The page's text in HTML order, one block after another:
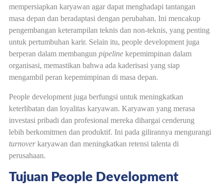
mempersiapkan karyawan agar dapat menghadapi tantangan
masa depan dan beradaptasi dengan perubahan. Ini mencakup
pengembangan keterampilan teknis dan non-teknis, yang penting
untuk pertumbuhan karir. Selain itu, people development juga
berperan dalam membangun pipelinekepemimpinan dalam
organisasi, memastikan bahwa ada kaderisasi yang siap
mengambil peran kepemimpinan di masa depan.
People development juga berfungsi untuk meningkatkan
keterlibatan dan loyalitas karyawan. Karyawan yang merasa
investasi pribadi dan profesional mereka dihargai cenderung
lebih berkomitmen dan produktif. Ini pada gilirannya mengurangi
turnoverkaryawan dan meningkatkan retensi talenta di
perusahaan.
Tujuan People Development